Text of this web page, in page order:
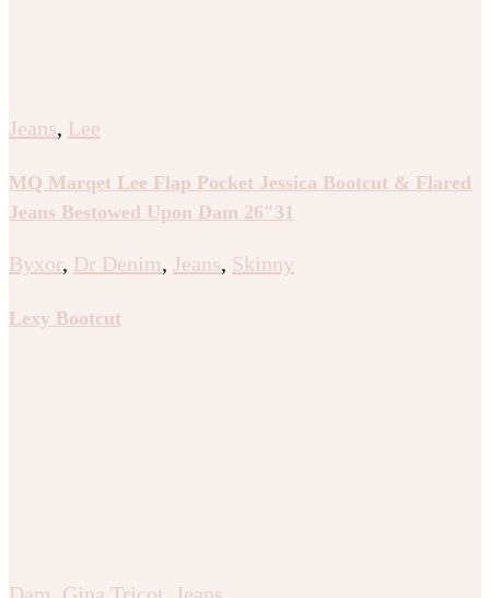
Jeans, Lee
MQ Marqet Lee Flap Pocket Jessica Bootcut & Flared
Jeans Bestowed Upon Dam 26″31
Byxor, Dr Denim, Jeans, Skinny
Lexy Bootcut
Dam, Gina Tricot, Jeans